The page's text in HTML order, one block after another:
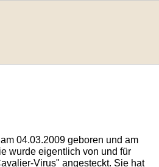
04.03.2009 geboren und am
wurde eigentlich von und für
Virus" angesteckt. Sie hat